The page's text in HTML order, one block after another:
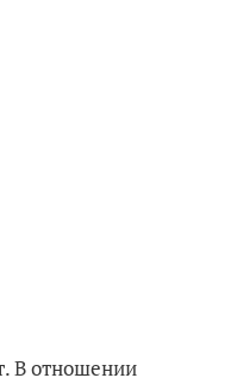
В отношении